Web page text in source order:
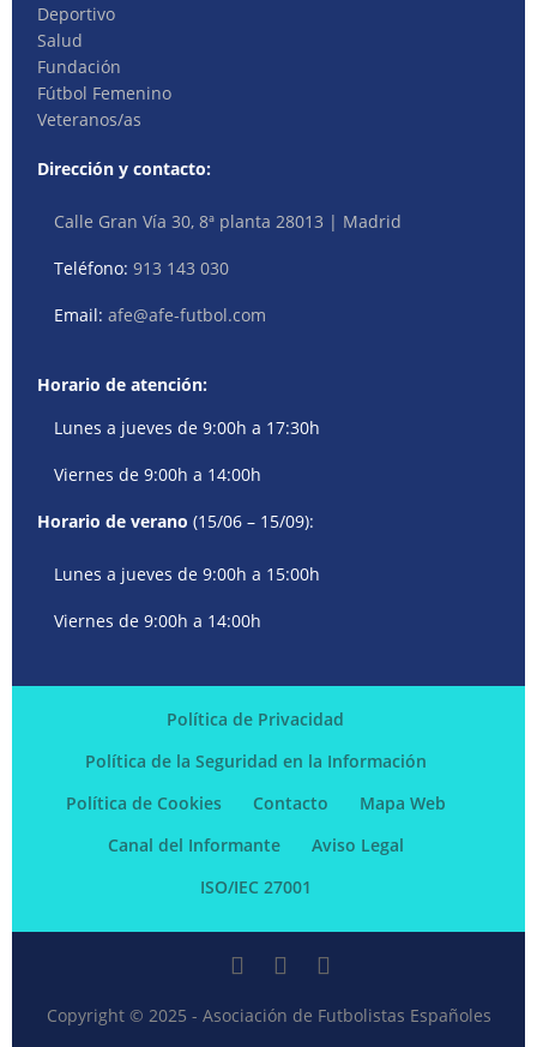
Deportivo
Salud
Fundación
Fútbol Femenino
Veteranos/as
Dirección y contacto:
Calle Gran Vía 30, 8ª planta 28013 | Madrid
Teléfono:913 143 030
Email:afe@afe-futbol.com
Horario de atención:
Lunes a jueves de 9:00h a 17:30h
Viernes de 9:00h a 14:00h
Horario de verano (15/06 – 15/09):
Lunes a jueves de 9:00h a 15:00h
Viernes de 9:00h a 14:00h
Política de Privacidad
Política de la Seguridad en la Información
Política de Cookies
Contacto
Mapa Web
Canal del Informante
Aviso Legal
ISO/IEC 27001
Copyright © 2025 - Asociación de Futbolistas Españoles